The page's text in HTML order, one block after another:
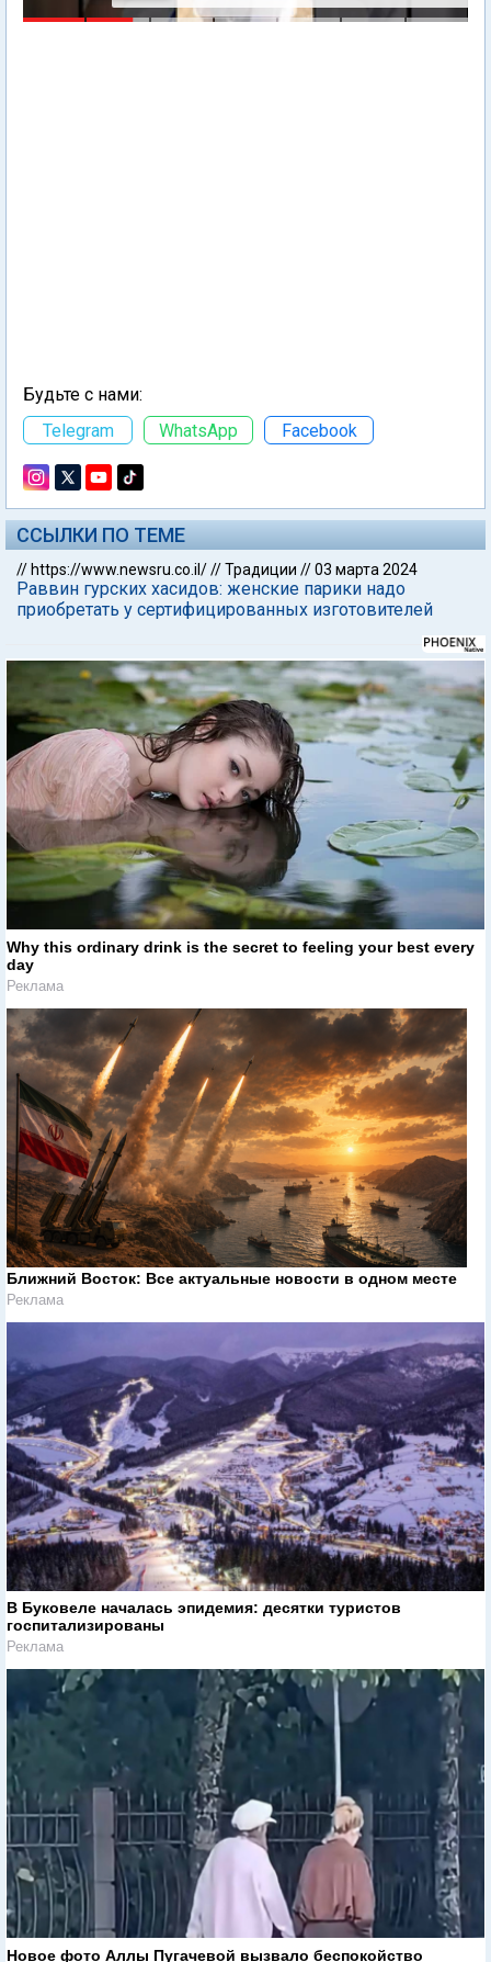
Будьте с нами:
Telegram
WhatsApp Facebook
ССЫЛКИ ПО ТЕМЕ
// https://www.newsru.co.il///Традиции //03 марта 2024
Раввин гурских хасидов: женские парики надо
приобретать у сертифицированных изготовителей
Why this ordinary drink is the secret to feeling your best every
day
Реклама
Ближний Восток: Все актуальные новости в одном месте
Реклама
В Буковеле началась эпидемия: десятки туристов
госпитализированы
Реклама
Новое фото Аллы Пугачевой вызвало беспокойство